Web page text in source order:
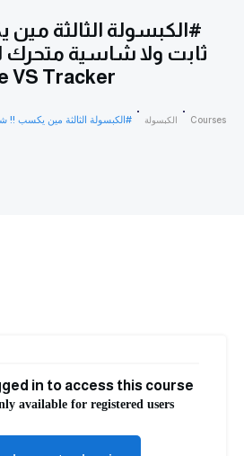
#الكبسولة الثالثة
ثابت ولا شاسية متحرك
VS Tracker
Courses الكبسولة
in to access this course
available for registered users.